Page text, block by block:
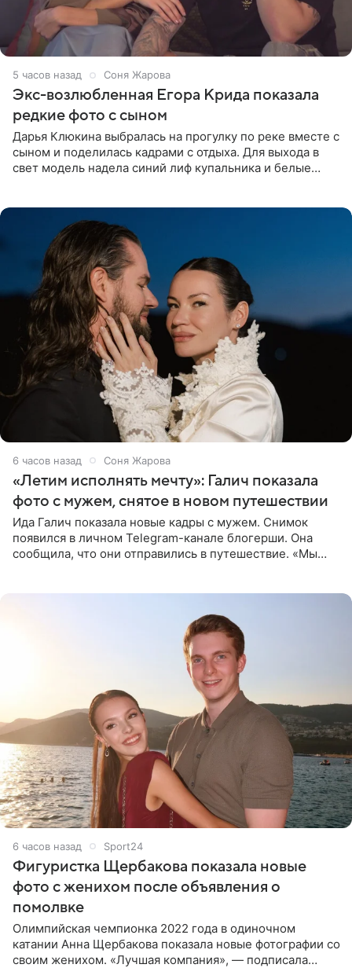
5 часов назад Соня Жарова
Экс-возлюбленная Егора Крида показала
редкие фото с сыном
Дарья Клюкина выбралась на прогулку по реке вместе с
сыном и поделилась кадрами с отдыха. Для выхода в
свет модель надела синий лиф купальника и белые
6 часов назад Соня Жарова
«Летим исполнять мечту»: Галич показала
фото с мужем, снятое в новом путешествии
Ида Галич показала новые кадры с мужем. Снимок
появился в личном Telegram-канале блогерши. Она
сообщила, что они отправились в путешествие. «Мы
6 часов назад Sport24
Фигуристка Щербакова показала новые
фото с женихом после объявления о
помолвке
Олимпийская чемпионка 2022 года в одиночном
катании Анна Щербакова показала новые фотографии со
своим женихом. «Лучшая компания», — подписала